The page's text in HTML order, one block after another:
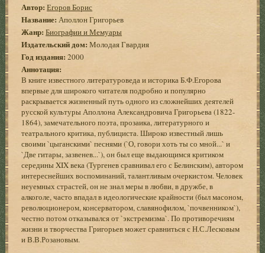
Автор: Егоров Борис
Название: Аполлон Григорьев
Жанр: Биографии и Мемуары
Издательский дом: Молодая Гвардия
Год издания: 2000
Аннотация:
В книге известного литературоведа и историка Б.Ф.Егорова
впервые для широкого читателя подробно и популярно
раскрывается жизненный путь одного из сложнейших деятелей
русской культуры Аполлона Александровича Григорьева (1822-
1864), замечательного поэта, прозаика, литературного и
театрального критика, публициста. Широко известный лишь
своими `цыганскими` песнями (`О, говори хоть ты со мной...` и
`Две гитары, зазвенев...`), он был еще выдающимся критиком
середины XIX века (Тургенев сравнивал его с Белинским), автором
интереснейших воспоминаний, талантливым очеркистом. Человек
неуемных страстей, он не знал меры в любви, в дружбе, в
алкоголе, часто впадал в идеологические крайности (был масоном,
революционером, консерватором, славянофилом, `почвенником`),
честно потом отказывался от `экстремизма`. По противоречиям
жизни и творчества Григорьев может сравниться с Н.С.Лесковым
и В.В.Розановым.